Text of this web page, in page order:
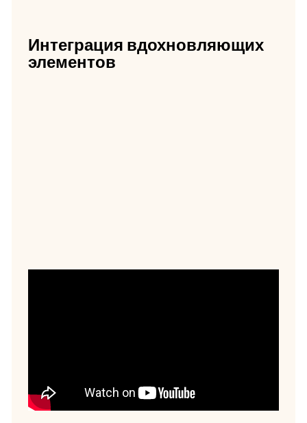
Интеграция вдохновляющих
элементов